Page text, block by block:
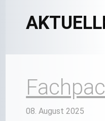
08. August 2025